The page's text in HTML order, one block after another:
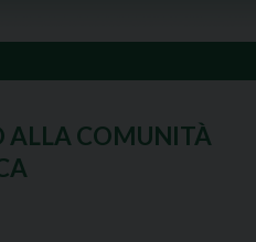
ALLA COMUNITÀ